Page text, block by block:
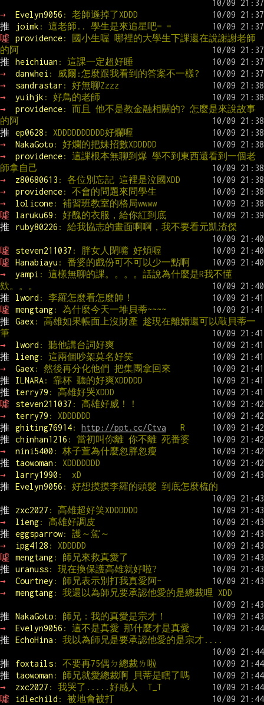
→ Evelyn9056 : 老師遜掉了XDDD
推
joimk : 這老師.. 學生是來追星吧= =
噓
providence: 國小生喔 哪裡的大學生下課還在說謝謝老師
的阿
推
heichiuan : 這課一定超好睡
→
danwhei : 威爾:怎麼跟我看到的答案不一樣?
→
sandrastar : 好無聊Zzzz
→
yuihjk : 好鳥的老師
→
providence: 而且 他不是教金融相關的? 怎麼是來說故事
的阿
推
ep0628 : XDDDDDDDDDD好爛喔
→
NakaGoto: 好爛的把妹招數XDDDDD
→
providence: 這課根本無聊到爆 學不到東西還看到一個老
師拿自己
→
z80680613 : 各位別忘記 這裡是泣國XDD
→
providence: 不會的問題來問學生
→
lolicone: 補習班教室的格局wwww
噓
laruku69 : 好醜的衣服，給你紅到底
推
ruby80226 : 給我協志的畫面啊啊，我不要看元凱渣傑
噓 steven211037 : 胖女人閉嘴 好煩喔
噓
Hanabiayu : 番婆的戲份可不可以少一點啊
→
yampi : 這樣無聊的課。。。。話說為什麼是R我不懂
欸。。。
推
lword : 李羅怎麼看怎麼帥！
噓
mengtang: 為什麼今天一堆貝蒂~~~~
推
Gaex : 高雄如果帳面上沒財產 趁現在離婚還可以敲貝蒂一
筆
→
lword : 聽他講台詞好爽
推
lieng: 這兩個吵架莫名好笑
→
Gaex : 然後再分化他們 把集團拿回來
推
ILNARA: 靠杯 聽的好爽XDDDDD
推
terry79 : 高雄好哭XDDD
噓
steven211037 : 高雄好威！！
→
terry79 : XDDDDDD
推
ghiting76914: http://ppt.cc/Ctva
   R
推
chinhan1216 : 當初叫你離 你不離 死番婆
→
nini5400 : 林子萱為什麼忽胖忽瘦
推
taowoman : XDDDDDDD
→
larry1990 :  xD
推
Evelyn9056 : 好想摸摸李羅的頭髮 到底怎麼梳的
推 zxc2027 : 高雄超好笑XDDDDDD
→
lieng: 高雄好調皮
推
eggsparrow: 護～駕～
→
ipg4128 : XDDDDD
噓
mengtang: 師兄來救真愛了
推
uranuss: 現在換保護高雄就好啦?
→
Courtney : 師兄表示別打我真愛阿~
→
mengtang: 我還以為師兄要承認他愛的是總裁哩 XDD
推 NakaGoto: 師兄：我的真愛是宗才！
→
Evelyn9056 : 這不是真愛 那什麼才是真愛
推
EchoHina : 我以為師兄是要承認他愛的是宗才....
推 foxtails: 不要再75偶ㄉ總裁ㄌ啦
推
taowoman : 師兄就愛總裁啊 貝蒂是瞎了嗎
→
zxc2027 : 我哭了.....好感人  T_T
噓
idlechild : 被地會被打